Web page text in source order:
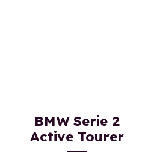
BMW Serie 2
Active Tourer